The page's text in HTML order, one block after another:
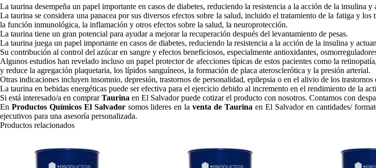
La taurina desempeña un papel importante en casos de diabetes, reduciendo la resistencia a la acción de la insulina
La taurina se considera una panacea por sus diversos efectos sobre la salud, incluido el tratamiento de la fatiga y
la función inmunológica, la inflamación y otros efectos sobre la salud, la neuroprotección.
La taurina tiene un gran potencial para ayudar a mejorar la recuperación después del levantamiento de pesas.
La taurina juega un papel importante en casos de diabetes, reduciendo la resistencia a la acción de la insulina y
Su contribución al control del azúcar en sangre y efectos beneficiosos, especialmente antioxidantes,
Algunos estudios han revelado incluso un papel protector de afecciones típicas de estos pacientes como la
y reduce la agregación plaquetaria, los lípidos sanguíneos, la formación de placa aterosclerótica y la presión arterial.
Otras indicaciones incluyen insomnio, depresión, trastornos de personalidad, epilepsia o en el alivio de los
La taurina en bebidas energéticas puede ser efectiva para el ejercicio debido al incremento en el rendimiento de la
Si está interesado/a en comprarTaurina en El Salvador puede cotizar el producto con nosotros. Contamos con
En Productos Químicos El Salvadorsomos lideres en laventa de Taurina en El Salvador en cantidades/
ejecutivos para una asesoría personalizada.
Productos relacionados